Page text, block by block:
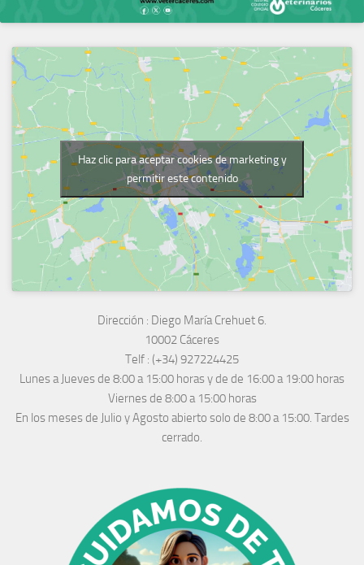
Haz clic para aceptar cookies de marketing y
permitir este contenido
Dirección : Diego María Crehuet 6.
10002 Cáceres
Telf : (+34) 927224425
Lunes a Jueves de 8:00 a 15:00 horas y de de 16:00 a 19:00 horas
Viernes de 8:00 a 15:00 horas
En los meses de Julio y Agosto abierto solo de 8:00 a 15:00. Tardes
cerrado.